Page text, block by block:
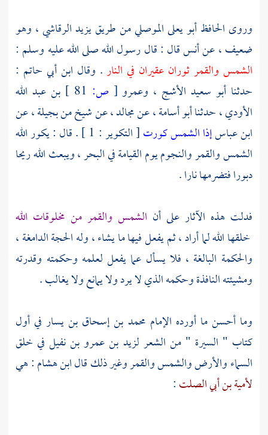
وروى الحافظأبو يعلى الموصليمن طريقيزيد الرقاشي، وهو
ضعيف ، عنأنسقال : قال رسول الله صلى الله عليه وسلم :
الشمس والقمر ثوران عقيران في النار. وقال ابن أبي حاتم :
حدثناأبو سعيد الأشج ، وعمرو [ ص:
بن عبد الله
الأودي، حدثناأبو أسامة، عنمجالد، عن شيخ منبجيلة، عن
ابن عباسإذا الشمس كورت
[ التكوير : 1 ] . قال : يكور الله
الشمس والقمر والنجوم يوم القيامة في البحر ، ويبعث الله ريحا
دبورا فتضرمها نارا .
فدلت هذه الآثار على أن الشمس والقمر من مخلوقات الله
خلقها الله لما أراد ، ثم يفعل فيها ما يشاء ، وله الحجة الدامغة ،
والحكمة البالغة ، فلا يسأل عما يفعل لعلمه وحكمته وقدرته
ومشيئته النافذة وحكمه الذي لا يرد ولا يمانع ولا يغالب .
وما أحسن ما أورده الإمام محمد بن إسحاق بن يسار في أول
كتاب " السيرة " من الشعر لزيد بن عمرو بن نفيل في خلق
السماء والأرض والشمس والقمر وغير ذلك قالابن هشام: هي
لأمية بن أبي الصلت: